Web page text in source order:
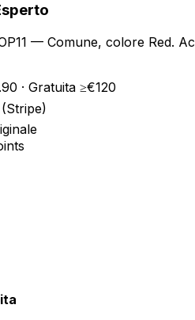
— Comune, colore Red.
· Gratuita ≥€120